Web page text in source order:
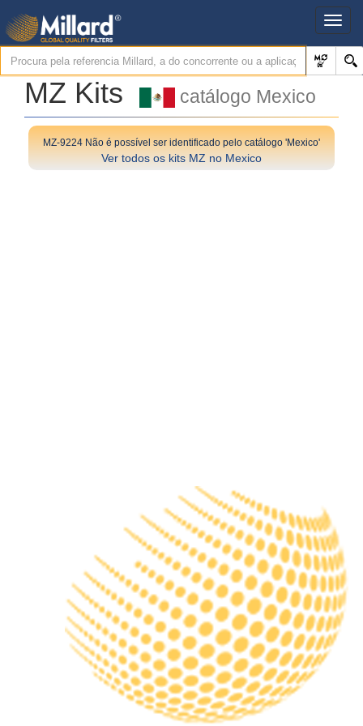
MZ Kits catálogo Mexico
MZ-9224 Não é possível ser identificado pelo catálogo 'Mexico'
Ver todos os kits MZ no Mexico